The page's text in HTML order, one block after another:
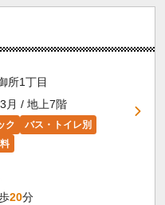
所1丁目
月 / 地上7階
ク
バス・トイレ別
20分